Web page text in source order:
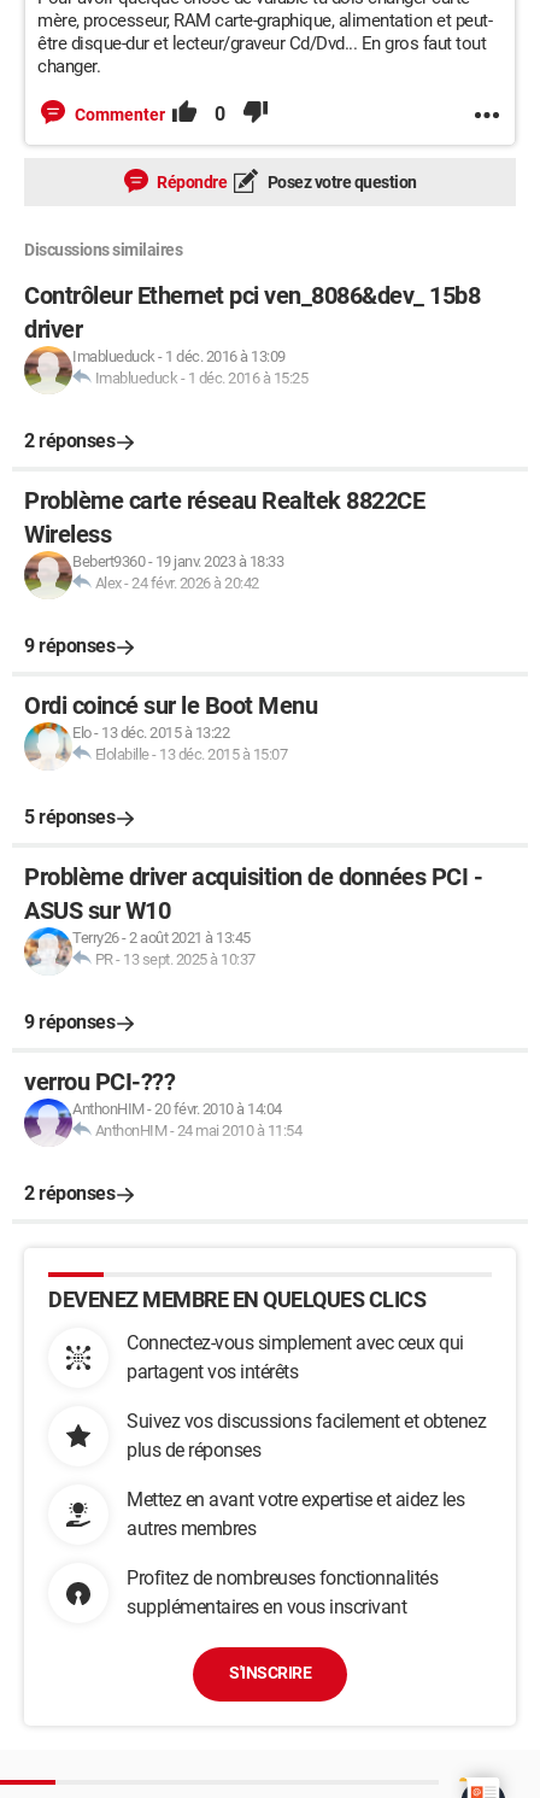
mère, processeur, RAM carte-graphique, alimentation et peut-
être disque-dur et lecteur/graveur Cd/Dvd... En gros faut tout
changer.
Commenter 0
Répondre Posez votre question
Discussions similaires
Contrôleur Ethernet pci ven_8086&dev_ 15b8
driver
Imablueduck- 1 déc. 2016 à 13:09
Imablueduck - 1 déc. 2016 à 15:25
2 réponses
Problème carte réseau Realtek 8822CE
Wireless
Bebert9360- 19 janv. 2023 à 18:33
Alex-24 févr. 2026 à 20:42
9 réponses
Ordi coincé sur le Boot Menu
Elo- 13 déc. 2015 à 13:22
Elolabille- 13 déc. 2015 à 15:07
5 réponses
Problème driver acquisition de données PCI -
ASUS sur W10
Terry26-2 août 2021 à 13:45
PR- 13 sept. 2025 à 10:37
9 réponses
verrou PCI-???
AnthonHIM-20 févr. 2010 à 14:04
AnthonHIM-24 mai 2010 à 11:54
2 réponses
DEVENEZ MEMBRE EN QUELQUES CLICS
Connectez-vous simplement avec ceux qui
partagent vos intérêts
Suivez vos discussions facilement et obtenez
plus de réponses
Mettez en avant votre expertise et aidez les
autres membres
Profitez de nombreuses fonctionnalités
supplémentaires en vous inscrivant
S'INSCRIRE